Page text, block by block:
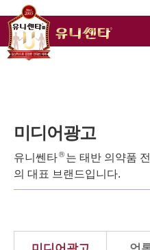
미디어광고
유니쎈타
는 태반 의약품
의 대표 브랜드입니다.